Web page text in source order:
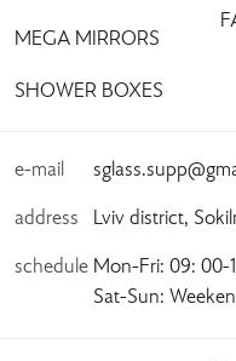
MEGA MIRRORS
SHOWER BOXES
e-mail
address Lviv district,
schedule Mon-Fri: 09: 00-
Sat-Sun: